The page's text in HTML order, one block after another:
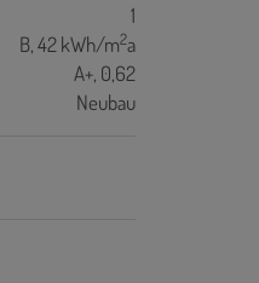
1
B, 42 kWh/m2a
A+, 0,62
Neubau